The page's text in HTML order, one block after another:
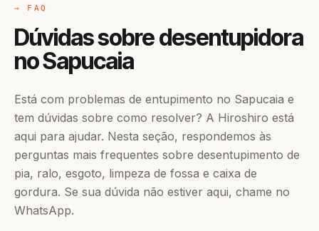
→ FAQ
Dúvidas sobre desentupidora
no Sapucaia
Está com problemas de entupimento no Sapucaia e
tem dúvidas sobre como resolver? A Hiroshiro está
aqui para ajudar. Nesta seção, respondemos às
perguntas mais frequentes sobre desentupimento de
pia, ralo, esgoto, limpeza de fossa e caixa de
gordura. Se sua dúvida não estiver aqui, chame no
WhatsApp.